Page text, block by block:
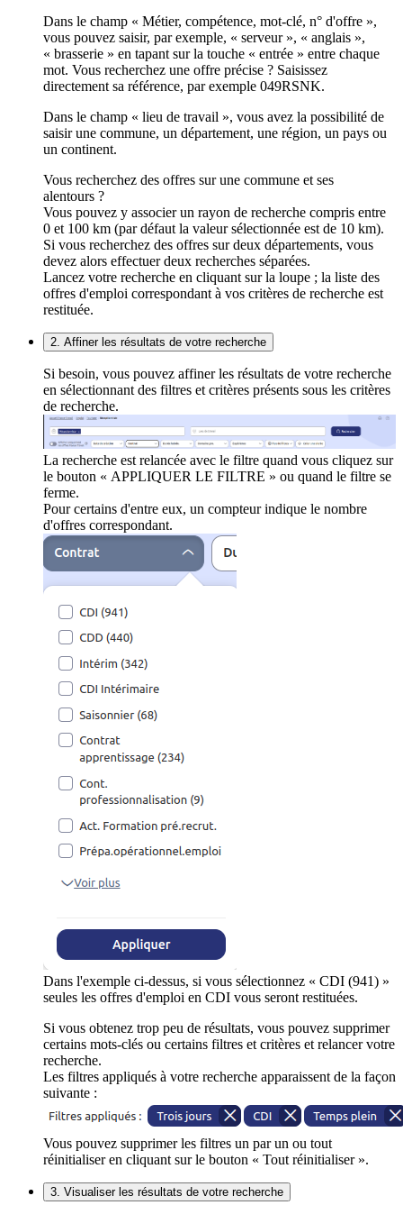
Dans le champ « Métier, compétence, mot-clé, n° d'offre »,
vous pouvez saisir, par exemple, « serveur », « anglais »,
« brasserie » en tapant sur la touche « entrée » entre chaque
mot. Vous recherchez une offre précise ? Saisissez
directement sa référence, par exemple 049RSNK.
Dans le champ « lieu de travail », vous avez la possibilité de
saisir une commune, un département, une région, un pays ou
un continent.
Vous recherchez des offres sur une commune et ses
alentours ?
Vous pouvez y associer un rayon de recherche compris entre
0 et 100 km (par défaut la valeur sélectionnée est de 10 km).
Si vous recherchez des offres sur deux départements, vous
devez alors effectuer deux recherches séparées.
Lancez votre recherche en cliquant sur la loupe ; la liste des
offres d'emploi correspondant à vos critères de recherche est
restituée.
2. Affiner les résultats de votre recherche
Si besoin, vous pouvez affiner les résultats de votre recherche
en sélectionnant des filtres et critères présents sous les critères
de recherche.
La recherche est relancée avec le filtre quand vous cliquez sur
le bouton « APPLIQUER LE FILTRE » ou quand le filtre se
ferme.
Pour certains d'entre eux, un compteur indique le nombre
d'offres correspondant.
Dans l'exemple ci-dessus, si vous sélectionnez « CDI (941) »
seules les offres d'emploi en CDI vous seront restituées.
Si vous obtenez trop peu de résultats, vous pouvez supprimer
certains mots-clés ou certains filtres et critères et relancer votre
recherche.
Les filtres appliqués à votre recherche apparaissent de la façon
suivante :
Vous pouvez supprimer les filtres un par un ou tout
réinitialiser en cliquant sur le bouton « Tout réinitialiser ».
3. Visualiser les résultats de votre recherche